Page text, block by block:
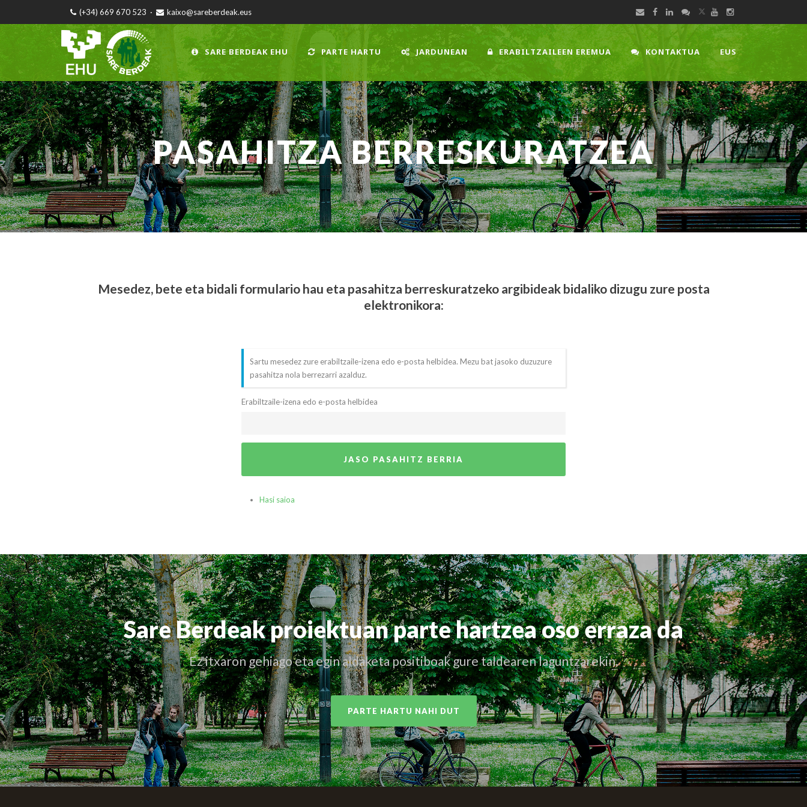
(+34) 669 670 523 · kaixo@sareberdeak.eus
SARE BERDEAK EHU PARTE HARTU JARDUNEAN ERABILTZAILEEN EREMUA KONTAKTUA EUS
PASAHITZA BERRESKURATZEA
Mesedez, bete eta bidali formulario hau eta pasahitza berreskuratzeko argibideak bidaliko dizugu zure posta
elektronikora:
Sartu mesedez zure erabiltzaile-izena edo e-posta helbidea. Mezu bat jasoko duzuzure
pasahitza nola berrezarri azalduz.
Erabiltzaile-izena edo e-posta helbidea
JASO PASAHITZ BERRIA
Hasi saioa
Sare Berdeak proiektuan parte hartzea oso erraza da
Ez itxaron gehiago eta egin aldaketa positiboak gure taldearen laguntzarekin.
PARTE HARTU NAHI DUT